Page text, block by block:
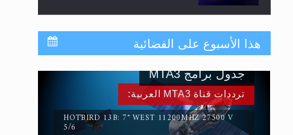
حقيقة المسيح الدجال
القرآن قاضٍ وحكمٌ على السنة
ومهيمنٌ عليها.. ليس العكس
هذا الأسبوع على الفضائية
ترددات قناة MTA3 العربية:
HOTBIRD 13B: 7° WEST 11200MHZ 27500 V
5/6
جدول برامج MTA3